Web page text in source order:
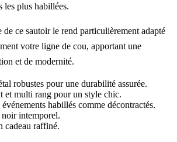
les plus habillées.
de ce sautoir le rend particulièrement adapté
votre ligne de cou, apportant une
et de modernité.
robustes pour une durabilité assurée.
et multi rang pour un style chic.
habillés comme décontractés.
intemporel.
cadeau raffiné.